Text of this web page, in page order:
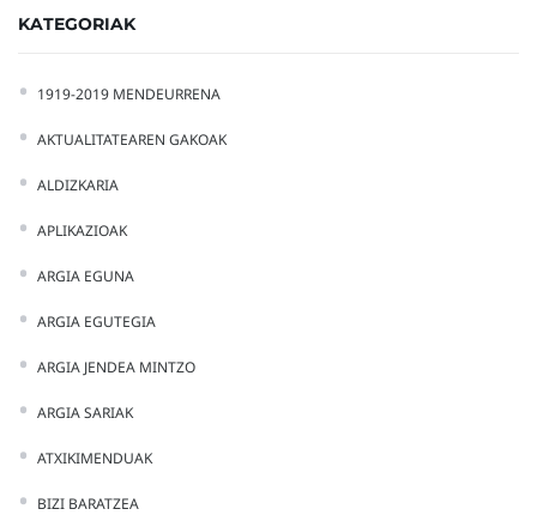
KATEGORIAK
1919-2019 MENDEURRENA
AKTUALITATEAREN GAKOAK
ALDIZKARIA
APLIKAZIOAK
ARGIA EGUNA
ARGIA EGUTEGIA
ARGIA JENDEA MINTZO
ARGIA SARIAK
ATXIKIMENDUAK
BIZI BARATZEA